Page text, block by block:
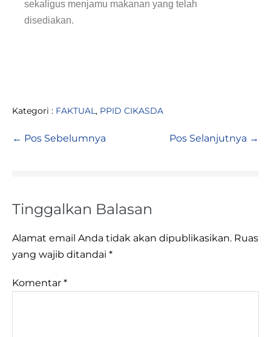
sekaligus menjamu makanan yang telah
disediakan.
Kategori : FAKTUAL, PPID CIKASDA
← Pos Sebelumnya Pos Selanjutnya →
Tinggalkan Balasan
Alamat email Anda tidak akan dipublikasikan. Ruas
yang wajib ditandai *
Komentar *